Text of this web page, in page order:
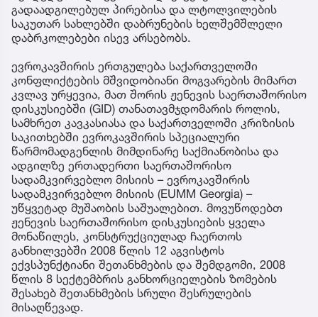
გადაადგილებულ პირებისა და ლტოლვილების
საკუთარ სახლებში დაბრუნების ხელშემშლელი
დაბრკოლებები ისევ არსებობს.
ევროკავშირის ერთგულება საქართველოში
კონფლიქტების მშვიდობიანი მოგვარების მიმართ
კვლავ ურყევია, მათ შორის ჟენევის საერთაშორისო
დისკუსიებში (GID) თანათავმჯდომარის როლის,
სამხრეთ კავკასიასა და საქართველოში კრიზისის
საკითხებში ევროკავშირის სპეციალური
წარმომადგენლის მიმდინარე საქმიანობისა და
ადგილზე ერთადერთი საერთაშორისო
სადამკვირვებლო მისიის – ევროკავშირის
სადამკვირვებლო მისიის (EUMM Georgia) –
უწყვეტად მუშაობის საშუალებით. მოვუწოდებთ
ჟენევის საერთაშორისო დისკუსიების ყველა
მონაწილეს, კონსტრუქციულად ჩაერთოს
განხილვებში 2008 წლის 12 აგვისტოს
ექვსპუნქტიანი შეთანხმების და შემდგომი, 2008
წლის 8 სექტემბრის განხორციელების ზომების
შესახებ შეთანხმების სრული შესრულების
მისაღწევად.